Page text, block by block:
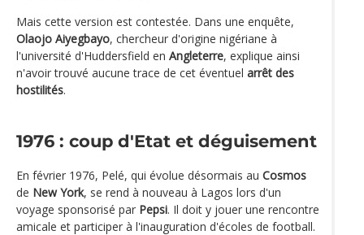
Mais cette version est contestée. Dans une enquête,
Olaojo Aiyegbayo, chercheur d'origine nigériane à
l'université d'Huddersfield en Angleterre, explique ainsi
n'avoir trouvé aucune trace de cet éventuel arrêt des
hostilités.
1976 : coup d'Etat et déguisement
En février 1976, Pelé, qui évolue désormais au Cosmos
de New York, se rend à nouveau à Lagos lors d'un
voyage sponsorisé par Pepsi. Il doit y jouer une rencontre
amicale et participer à l'inauguration d'écoles de football.